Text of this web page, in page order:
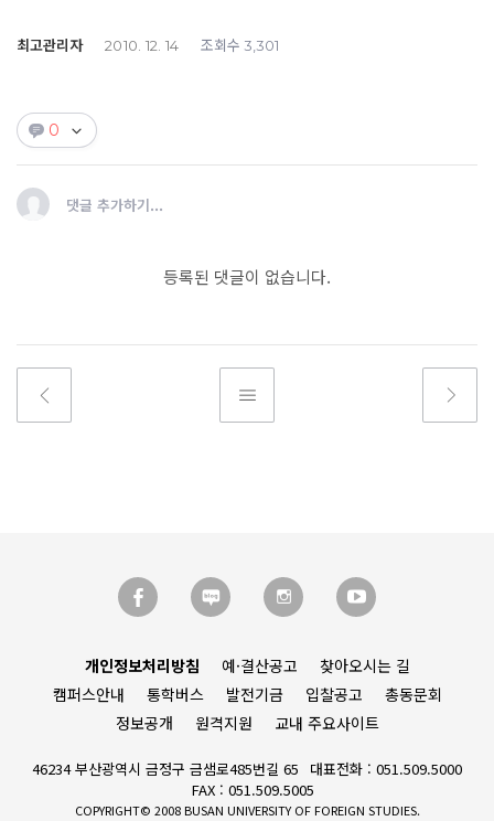
최고관리자 2010. 12. 14 조회수 3,301
0
댓글 추가하기...
등록된 댓글이 없습니다.
개인정보처리방침 예·결산공고
찾아오시는 길
캠퍼스안내
통학버스 발전기금 입찰공고
총동문회
정보공개
원격지원 교내 주요사이트
46234 부산광역시 금정구 금샘로485번길 65
대표전화 : 051.509.5000
FAX : 051.509.5005
COPYRIGHT© 2008 BUSAN UNIVERSITY OF FOREIGN STUDIES.